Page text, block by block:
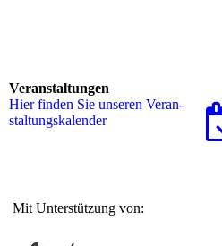
Veranstaltungen
Hier finden Sie unseren Ver­an­
stal­tungs­ka­len­der
Mit Unterstützung von: